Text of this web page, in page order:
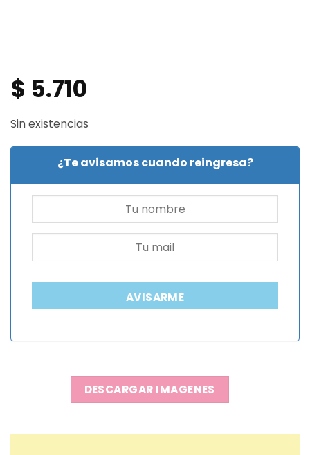
$ 5.710
Sin existencias
¿Te avisamos cuando reingresa?
AVISARME
DESCARGAR IMAGENES